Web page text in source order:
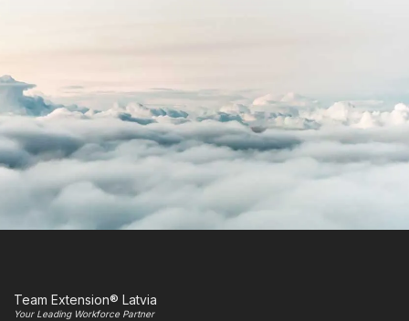
Team Extension® Latvia
Your Leading Workforce Partner